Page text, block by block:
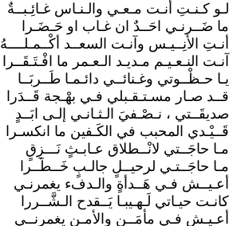
لـو كـنـتِ أنـت مـعـي والـنـاس غـائِـبــةٌ
ما ضَــرنـي احَــدٌ ان غـاب او حَـضَـرا
أنـتِ الأنِــيـس وآنـت السعــد أكْــمـلــــهُ
آنـت النـعـيـم مـديـد الـعـمر ما افْـتَـقَــرا
يـا حـظْــوتي وغـنائــي دائـمـا طَــربَــا
قــد صـار مسـتـقـبلي فـي بهْـجة قَــدَرا
صديقَــتي ، نـصْـفيَ الـثـانـي إلـى ابَــدٍ
قَــيْـدي المحبب في الكَـفين ما انكسـرا
مـا حاجَــتي لانْــطلاق عـابـثٍ نَـــزِقٍ
مـا حاجَــتـي لرحيــلٍ جالـبٍ خَــطَــرا
أعـيــش فـي هَــدأةٍ والـدفء يغمرنـي
كانـت حيـاتي لَـهـيبـا يَــقدح الـشَّــررا
أعـيـش فـي مأمَــنٍ والأمـن يغمرنــي